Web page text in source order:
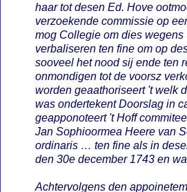
haar tot desen Ed. Hove
verzoekende commissie op
mog Collegie om dies
verbaliseren ten fine om op
sooveel het nood sij ende ten
onmondigen tot de voorsz
worden geaathoriseert 't welk
was ondertekent Doorslag in
geapponoteert 't Hoff
Jan Sophioormea Heere van
ordinaris … ten fine als in
den 30e december 1743 en
Achtervolgens den